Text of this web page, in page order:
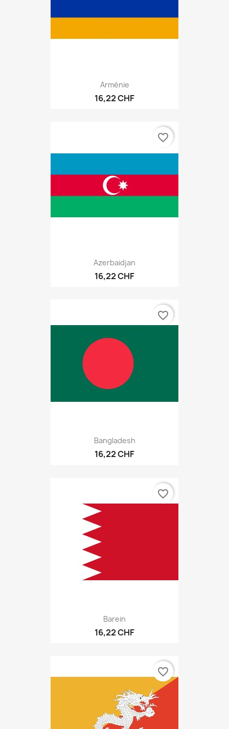
Arménie
16,22 CHF
Azerbaidjan
16,22 CHF
favorite_border
Bangladesh
16,22 CHF
favorite_border
Barein
16,22 CHF
favorite_border
favorite_border